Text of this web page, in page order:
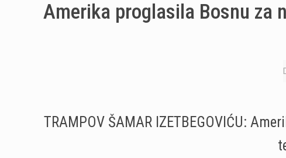
Amerika proglasila Bosnu za
TRAMPOV ŠAMAR IZETBEGOVIĆU: